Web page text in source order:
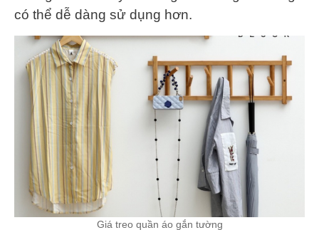
có thể dễ dàng sử dụng hơn.
Giá treo quần áo gắn tường